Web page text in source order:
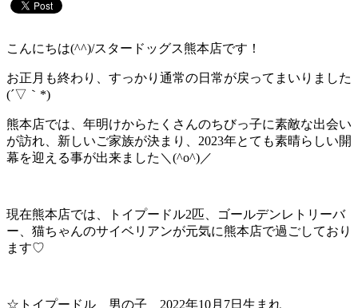
こんにちは(^^)/スタードッグス熊本店です！
お正月も終わり、すっかり通常の日常が戻ってまいりました
(´▽｀*)
熊本店では、年明けからたくさんのちびっ子に素敵な出会い
が訪れ、新しいご家族が決まり、2023年とても素晴らしい開
幕を迎える事が出来ました＼(^o^)／
現在熊本店では、トイプードル2匹、ゴールデンレトリーバ
ー、猫ちゃんのサイベリアンが元気に熊本店で過ごしており
ます♡
☆トイプードル 男の子 2022年10月7日生まれ